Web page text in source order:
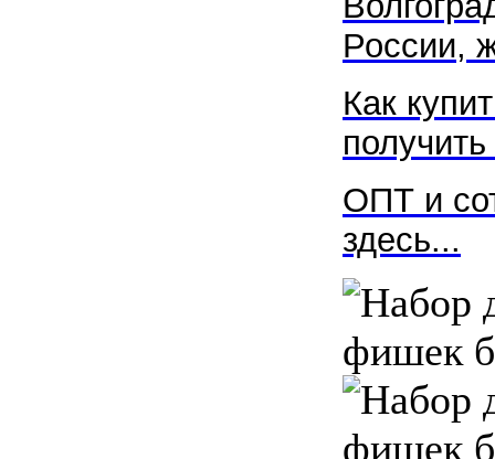
России,
Как
ОПТ и
здесь...